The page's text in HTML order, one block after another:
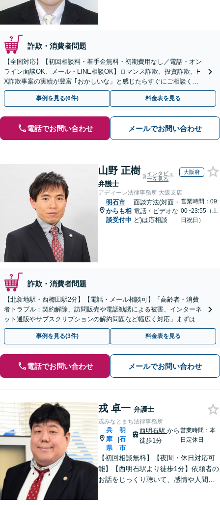
詐欺・消費者問題
【全国対応】【初回相談料・着手金無料・初期費用なし／電話・オン
ライン面談OK、メール・LINE相談OK】ロマンス詐欺、投資詐欺、F
X詐欺事案の実績が豊富 ｢おかしいな」と感じたらすぐにご相談くだ
さい。
事例を見る(6件) 料金表を見る
電話でお問い合わせ メールでお問い合わせ
山野 正樹
弁護士
インタビュ
ーを見る
大阪府
アディーレ法律事務所 大阪支店
明石市
からも相
談受付中
面談方法(対面・
電話・ビデオな
ど)は応相談
営業時間：09:
00~23:55（土
日祝日）
詐欺・消費者問題
【北新地駅・西梅田駅2分】【電話・メール相談可】「高齢者・消費
者トラブル：契約解除、訪問販売や電話勧誘による被害、インターネ
ット通販やサブスクリプションの解約問題など幅広く対応」まずは一
度ご相談ください【休日・夜間相談可】
事例を見る(3件) 料金表を見る
電話でお問い合わせ メールでお問い合わせ
戎 卓一 弁護士
戎みなとまち法律事務所
兵
庫
県
|
明
石
市
西明石駅 から
徒歩1分
営業時間：本
日定休日
【初回相談無料】【夜間・休日対応可
能】【西明石駅より徒歩1分】依頼者の
お話をじっくり聴いて、感情や人間関